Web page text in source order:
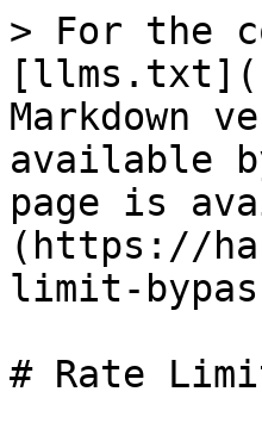
> For the
Markdown
available
page is
(https://
limit-
# Rate